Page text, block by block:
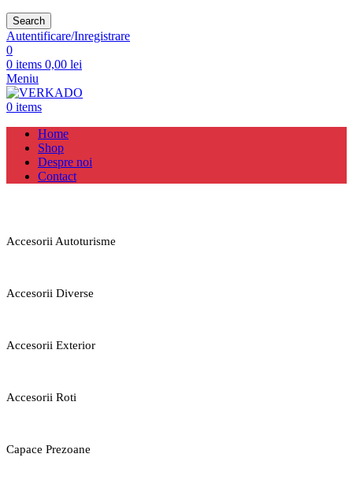
Search
Autentificare/Inregistrare
0
0 items 0,00 lei
Meniu
0 items
Home
Shop
Despre noi
Contact
Accesorii Autoturisme
Accesorii Diverse
Accesorii Exterior
Accesorii Roti
Capace Prezoane